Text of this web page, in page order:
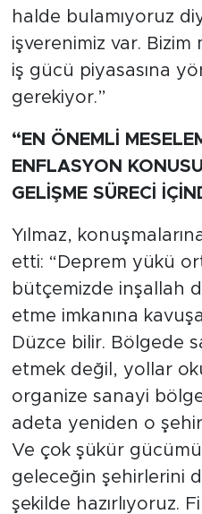
halde bulamıyoruz
işverenimiz var. Bizim
iş gücü piyasasına
gerekiyor.”
“EN ÖNEMLİ
ENFLASYON
GELİŞME SÜRECİ
Yılmaz,
etti: “Deprem yükü
bütçemizde inşallah
etme imkanına
Düzce bilir. Bölgede
etmek değil, yollar
organize sanayi
adeta yeniden o
Ve çok şükür
geleceğin şehirlerini
şekilde hazırlıyoruz.